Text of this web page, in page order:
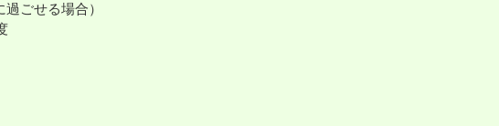
ごせる場合）